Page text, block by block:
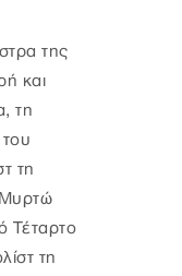
της
και
τη
τη
Τέταρτο
τη